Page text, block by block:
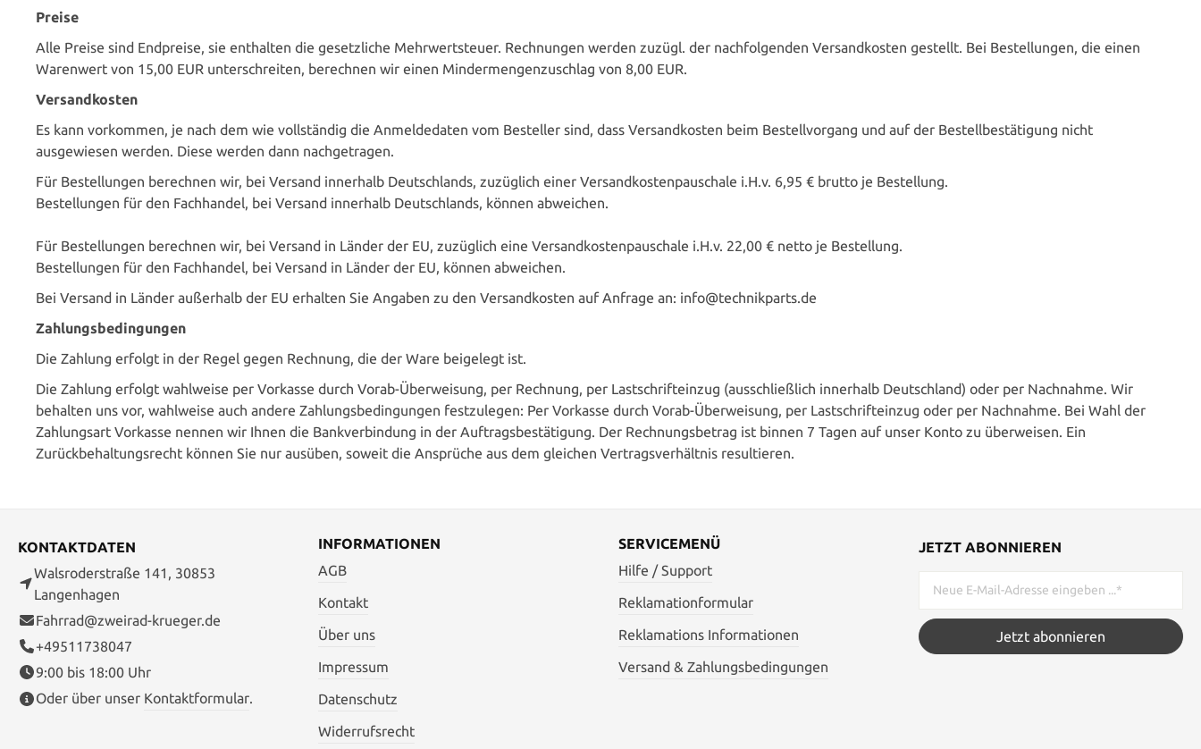
Preise
Alle Preise sind Endpreise, sie enthalten die gesetzliche Mehrwertsteuer. Rechnungen werden zuzügl. der nachfolgenden Versandkosten gestellt. Bei Bestellungen, die einen
Warenwert von 15,00 EUR unterschreiten, berechnen wir einen Mindermengenzuschlag von 8,00 EUR.
Versandkosten
Es kann vorkommen, je nach dem wie vollständig die Anmeldedaten vom Besteller sind, dass Versandkosten beim Bestellvorgang und auf der Bestellbestätigung nicht
ausgewiesen werden. Diese werden dann nachgetragen.
Für Bestellungen berechnen wir, bei Versand innerhalb Deutschlands, zuzüglich einer Versandkostenpauschale i.H.v. 6,95 € brutto je Bestellung.
Bestellungen für den Fachhandel, bei Versand innerhalb Deutschlands, können abweichen.
Für Bestellungen berechnen wir, bei Versand in Länder der EU, zuzüglich eine Versandkostenpauschale i.H.v. 22,00 € netto je Bestellung.
Bestellungen für den Fachhandel, bei Versand in Länder der EU, können abweichen.
Bei Versand in Länder außerhalb der EU erhalten Sie Angaben zu den Versandkosten auf Anfrage an: info@technikparts.de
Zahlungsbedingungen
Die Zahlung erfolgt in der Regel gegen Rechnung, die der Ware beigelegt ist.
Die Zahlung erfolgt wahlweise per Vorkasse durch Vorab-Überweisung, per Rechnung, per Lastschrifteinzug (ausschließlich innerhalb Deutschland) oder per Nachnahme. Wir
behalten uns vor, wahlweise auch andere Zahlungsbedingungen festzulegen: Per Vorkasse durch Vorab-Überweisung, per Lastschrifteinzug oder per Nachnahme. Bei Wahl der
Zahlungsart Vorkasse nennen wir Ihnen die Bankverbindung in der Auftragsbestätigung. Der Rechnungsbetrag ist binnen 7 Tagen auf unser Konto zu überweisen. Ein
Zurückbehaltungsrecht können Sie nur ausüben, soweit die Ansprüche aus dem gleichen Vertragsverhältnis resultieren.
KONTAKTDATEN
Walsroderstraße 141, 30853
Langenhagen
Fahrrad@zweirad-krueger.de
+49511738047
9:00 bis 18:00 Uhr
Oder über unser Kontaktformular.
INFORMATIONEN
AGB
Kontakt
Über uns
Impressum
Datenschutz
Widerrufsrecht
SERVICEMENÜ
Hilfe / Support
Reklamationformular
Reklamations Informationen
Versand & Zahlungsbedingungen
JETZT ABONNIEREN
Jetzt abonnieren